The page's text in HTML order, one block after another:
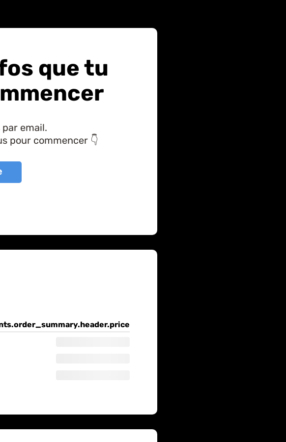
que tu
email.
pour commencer 👇